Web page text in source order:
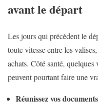
avant le départ
Les jours qui précèdent le
toute vitesse entre les
achats. Côté santé,
peuvent pourtant faire une
Réunissez vos